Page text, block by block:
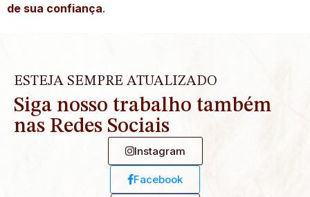
de sua confiança.
ESTEJA SEMPRE ATUALIZADO
Siga nosso trabalho também
nas Redes Sociais
Instagram
Facebook